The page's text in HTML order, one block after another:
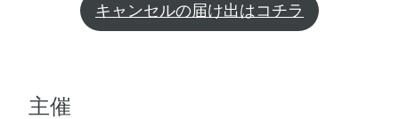
キャンセルの届け出はコチラ
主催